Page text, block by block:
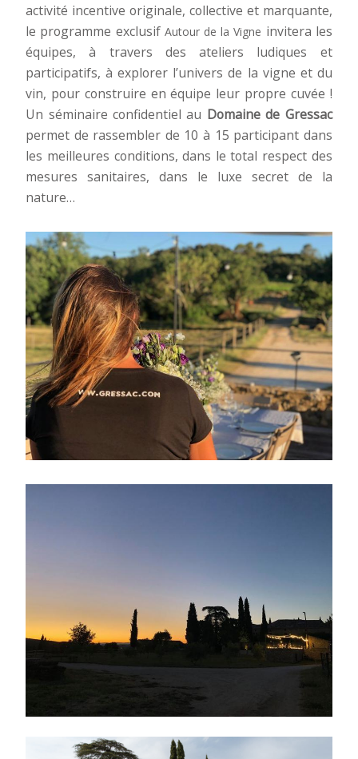
activité incentive originale, collective et marquante,
le programme exclusif Autour de la Vigne invitera les
équipes, à travers des ateliers ludiques et
participatifs, à explorer l’univers de la vigne et du
vin, pour construire en équipe leur propre cuvée !
Un séminaire confidentiel au Domaine de Gressac
permet de rassembler de 10 à 15 participant dans
les meilleures conditions, dans le total respect des
mesures sanitaires, dans le luxe secret de la
nature…